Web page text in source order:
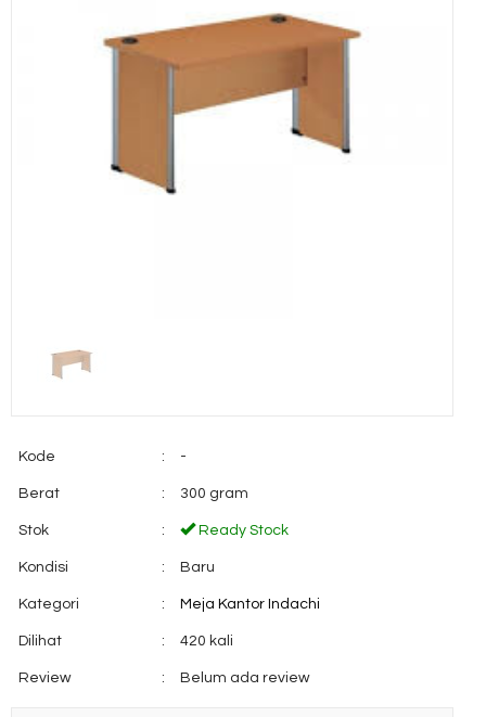
Kode : -
Berat : 300 gram
Stok : Ready Stock
Kondisi : Baru
Kategori : Meja Kantor Indachi
Dilihat : 420 kali
Review : Belum ada review